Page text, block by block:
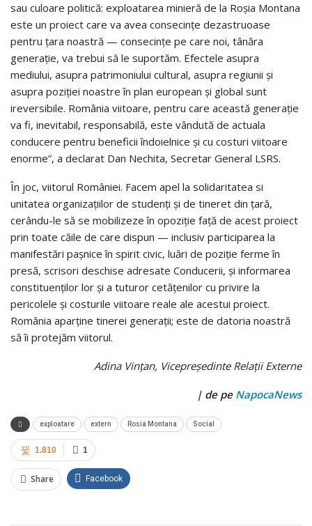
sau culoare politică: exploatarea minieră de la Roșia Montana
este un proiect care va avea consecințe dezastruoase
pentru țara noastră — consecințe pe care noi, tânăra
generație, va trebui să le suportăm. Efectele asupra
mediului, asupra patrimoniului cultural, asupra regiunii și
asupra poziției noastre în plan european și global sunt
ireversibile. România viitoare, pentru care această generație
va fi, inevitabil, responsabilă, este vândută de actuala
conducere pentru beneficii îndoielnice și cu costuri viitoare
enorme”, a declarat Dan Nechita, Secretar General LSRS.
În joc, viitorul României. Facem apel la solidaritatea si
unitatea organizațiilor de studenți și de tineret din țară,
cerându-le să se mobilizeze în opoziție față de acest proiect
prin toate căile de care dispun — inclusiv participarea la
manifestări pașnice în spirit civic, luări de poziție ferme în
presă, scrisori deschise adresate Conducerii, și informarea
constituenților lor și a tuturor cetățenilor cu privire la
pericolele și costurile viitoare reale ale acestui proiect.
România aparține tinerei generații; este de datoria noastră
să îi protejăm viitorul.
Adina Vințan, Vicepreşedinte Relații Externe
| de pe NapocaNews
exploatare extern Rosia Montana Social
1
1.810
Share Facebook